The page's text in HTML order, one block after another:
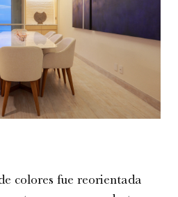
colores fue reorientada